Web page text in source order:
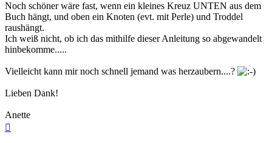
Noch schöner wäre fast, wenn ein kleines Kreuz UNTEN aus dem
Buch hängt, und oben ein Knoten (evt. mit Perle) und Troddel
raushängt.
Ich weiß nicht, ob ich das mithilfe dieser Anleitung so abgewandelt
hinbekomme.....
Vielleicht kann mir noch schnell jemand was herzaubern....?
Lieben Dank!
Anette